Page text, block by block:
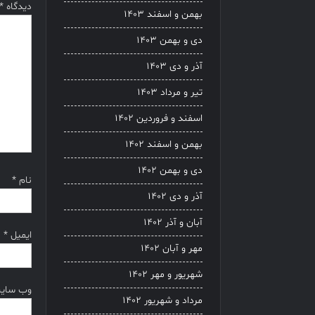
دیدگاه
نام*
ایمیل*
وب‌
بهمن و اسفند ۱۴۰۳
دی و بهمن ۱۴۰۳
آذر و دی ۱۴۰۳
تیر و مرداد ۱۴۰۳
اسفند و فروردین ۱۴۰۲
بهمن و اسفند ۱۴۰۲
دی و بهمن ۱۴۰۲
آذر و دی ۱۴۰۲
آبان و آذر ۱۴۰۲
مهر و آبان ۱۴۰۲
شهریور و مهر ۱۴۰۲
مرداد و شهریور ۱۴۰۲